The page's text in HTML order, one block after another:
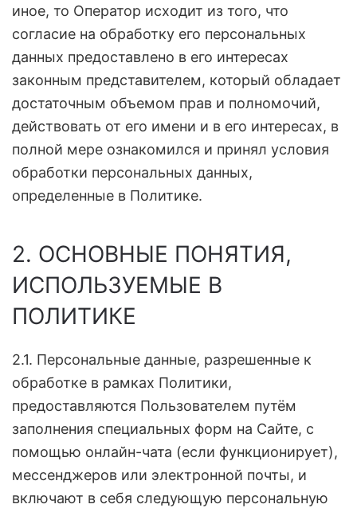
иное, то Оператор исходит из того, что
согласие на обработку его персональных
данных предоставлено в его интересах
законным представителем, который обладает
достаточным объемом прав и полномочий,
действовать от его имени и в его интересах, в
полной мере ознакомился и принял условия
обработки персональных данных,
определенные в Политике.
2. ОСНОВНЫЕ ПОНЯТИЯ,
ИСПОЛЬЗУЕМЫЕ В
ПОЛИТИКЕ
2.1. Персональные данные, разрешенные к
обработке в рамках Политики,
предоставляются Пользователем путём
заполнения специальных форм на Сайте, с
помощью онлайн-чата (если функционирует),
мессенджеров или электронной почты, и
включают в себя следующую персональную